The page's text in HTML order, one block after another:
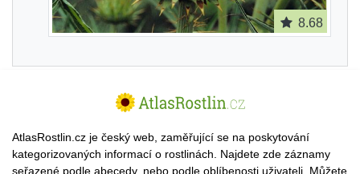
8.68
AtlasRostlin.cz je český web, zaměřující se na poskytování
kategorizovaných informací o rostlinách. Najdete zde záznamy
seřazené podle abecedy, nebo podle oblíbenosti uživateli. Můžete